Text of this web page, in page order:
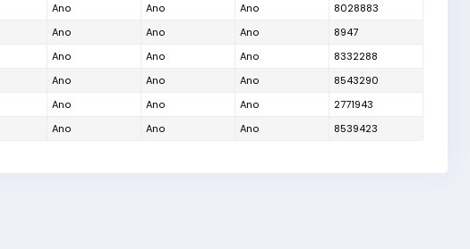
Ano Ano Ano
8028883
Ano Ano Ano
8947
Ano Ano Ano
8332288
Ano Ano Ano
8543290
Ano Ano Ano
2771943
Ano Ano Ano 8539423